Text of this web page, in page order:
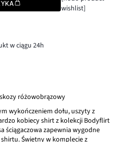
wishlist]
w ciągu 24h
różowobrązowy
wykończeniem dołu, uszyty z
kobiecy shirt z kolekcji Bodyflirt
ściągaczowa zapewnia wygodne
shirtu. Świetny w komplecie z